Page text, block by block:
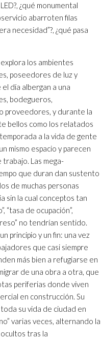
¿qué monumental
abarroten filas
necesidad”?, ¿qué pasa
los ambientes
poseedores de luz y
día albergan a una
bodegueros,
proveedores, y durante la
bellos como los relatados
a la vida de gente
mismo espacio y parecen
Las mega-
que duran dan sustento
de muchas personas
sin la cual conceptos tan
“tasa de ocupación”,
no tendrían sentido.
principio y un fin: una vez
que casi siempre
más bien a refugiarse en
de una obra a otra, que
periferias donde viven
en construcción. Su
su vida de ciudad en
varias veces, alternando la
tras la